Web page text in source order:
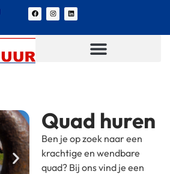
Quad huren
Ben je op zoek naar een
krachtige en wendbare
quad? Bij ons vind je een